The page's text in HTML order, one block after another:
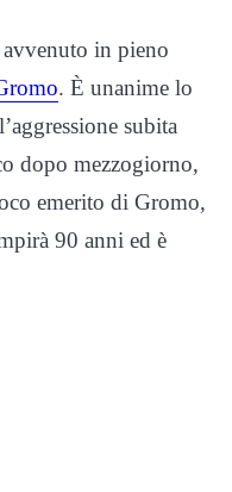
in pieno
. È unanime lo
subita
dopo mezzogiorno,
emerito di Gromo,
90 anni ed è